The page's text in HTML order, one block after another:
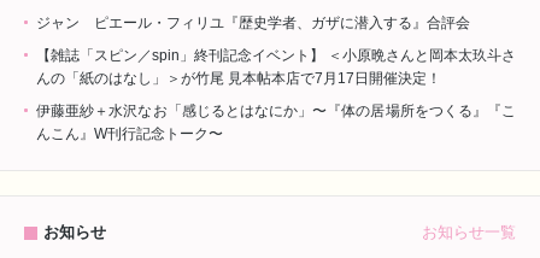
ジャン゠ピエール・フィリユ『歴史学者、ガザに潜入する』合評会
【雑誌「スピン／spin」終刊記念イベント】 ＜小原晩さんと岡本太玖斗さ
んの「紙のはなし」＞が竹尾 見本帖本店で7月17日開催決定！
伊藤亜紗＋水沢なお「感じるとはなにか」〜『体の居場所をつくる』『こ
んこん』W刊行記念トーク〜
お知らせ お知らせ一覧